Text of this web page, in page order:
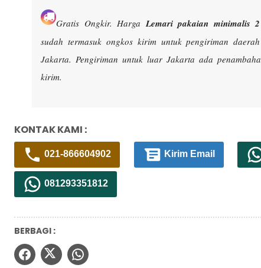
Gratis Ongkir. Harga Lemari pakaian minimalis
sudah termasuk ongkos kirim untuk pengiriman
Jakarta. Pengiriman untuk luar Jakarta ada
kirim.
KONTAK KAMI :
021-866604902 Kirim Email
081293351812
BERBAGI :